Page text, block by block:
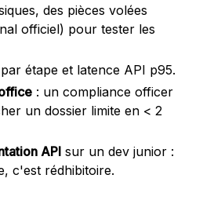
des pièces volées
officiel) pour tester les
étape et latence API p95.
: un compliance officer
un dossier limite en < 2
API sur un dev junior :
c'est rédhibitoire.